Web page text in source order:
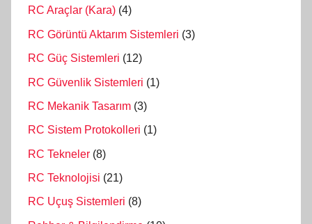
RC Araçlar (Kara) (4)
RC Görüntü Aktarım Sistemleri (3)
RC Güç Sistemleri (12)
RC Güvenlik Sistemleri (1)
RC Mekanik Tasarım (3)
RC Sistem Protokolleri (1)
RC Tekneler (8)
RC Teknolojisi (21)
RC Uçuş Sistemleri (8)